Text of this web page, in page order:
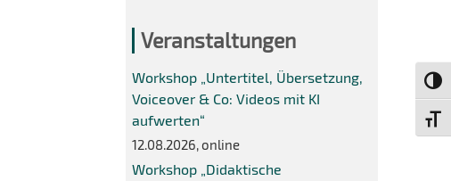
Veranstaltungen
Workshop „Untertitel, Übersetzung,
Voiceover & Co: Videos mit KI
aufwerten“
12.08.2026, online
Workshop „Didaktische